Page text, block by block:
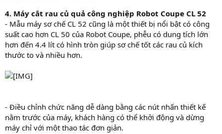
4. Máy cắt rau củ quả công nghiệp Robot Coupe CL 52
- Mẫu máy sơ chế CL 52 cũng là một thiết bị nổi bật có công
suất cao hơn CL 50 của Robot Coupe, phễu có dung tích lớn
hơn đến 4.4 lít có hình tròn giúp sơ chế tốt các rau củ kích
thước to và nhiều hơn.
- Điều chỉnh chức năng dễ dàng bằng các nút nhấn thiết kế
nằm trước của máy, khách hàng có thể khởi động và dừng
máy chỉ với một thao tác đơn giản.